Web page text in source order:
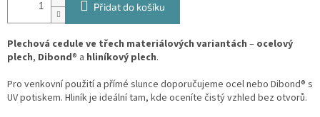
Přidat do košíku
Plechová cedule ve třech materiálových variantách – ocelový
plech, Dibond® a hliníkový plech.
Pro venkovní použití a přímé slunce doporučujeme ocel nebo Dibond® s
UV potiskem. Hliník je ideální tam, kde oceníte čistý vzhled bez otvorů.